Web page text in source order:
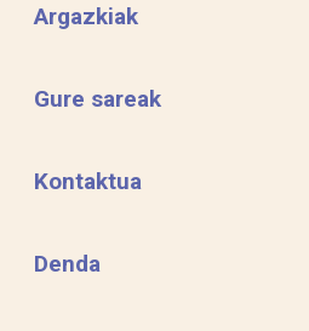
Argazkiak
Gure sareak
Kontaktua
Denda